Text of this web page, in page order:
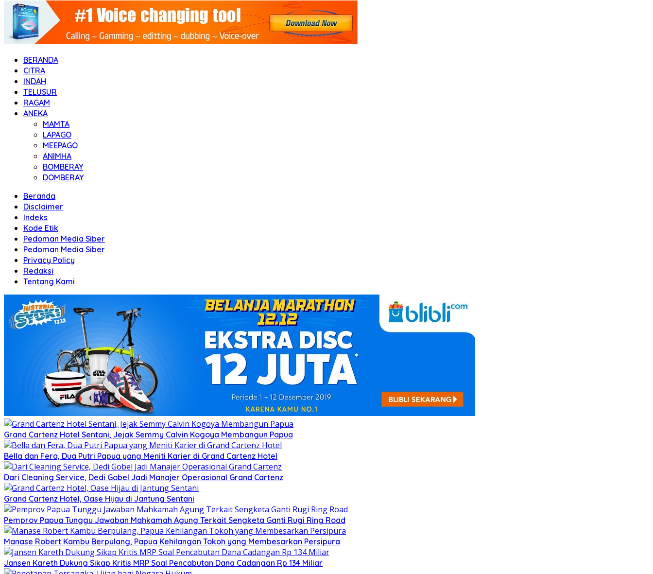
BERANDA
CITRA
INDAH
TELUSUR
RAGAM
ANEKA
MAMTA
LAPAGO
MEEPAGO
ANIMHA
BOMBERAY
DOMBERAY
Beranda
Disclaimer
Indeks
Kode Etik
Pedoman Media Siber
Pedoman Media Siber
Privacy Policy
Redaksi
Tentang Kami
Grand Cartenz Hotel Sentani, Jejak Semmy Calvin Kogoya Membangun Papua
Bella dan Fera, Dua Putri Papua yang Meniti Karier di Grand Cartenz Hotel
Dari Cleaning Service, Dedi Gobel Jadi Manajer Operasional Grand Cartenz
Grand Cartenz Hotel, Oase Hijau di Jantung Sentani
Pemprov Papua Tunggu Jawaban Mahkamah Agung Terkait Sengketa Ganti Rugi Ring Road
Manase Robert Kambu Berpulang, Papua Kehilangan Tokoh yang Membesarkan Persipura
Jansen Kareth Dukung Sikap Kritis MRP Soal Pencabutan Dana Cadangan Rp 134 Miliar